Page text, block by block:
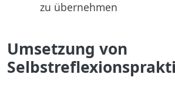
zu übernehmen
Umsetzung von